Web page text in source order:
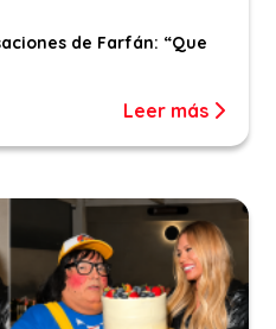
de Farfán: “Que
Leer más